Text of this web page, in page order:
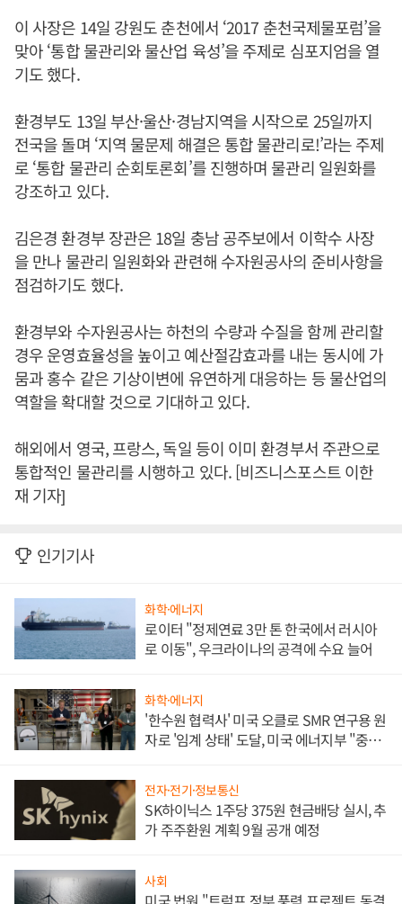
이 사장은 14일 강원도 춘천에서 ‘2017 춘천국제물포럼’을
맞아 ‘통합 물관리와 물산업 육성’을 주제로 심포지엄을 열
기도 했다.
환경부도 13일 부산·울산·경남지역을 시작으로 25일까지
전국을 돌며 ‘지역 물문제 해결은 통합 물관리로!’라는 주제
로 ‘통합 물관리 순회토론회’를 진행하며 물관리 일원화를
강조하고 있다.
김은경 환경부 장관은 18일 충남 공주보에서 이학수 사장
을 만나 물관리 일원화와 관련해 수자원공사의 준비사항을
점검하기도 했다.
환경부와 수자원공사는 하천의 수량과 수질을 함께 관리할
경우 운영효율성을 높이고 예산절감효과를 내는 동시에 가
뭄과 홍수 같은 기상이변에 유연하게 대응하는 등 물산업의
역할을 확대할 것으로 기대하고 있다.
해외에서 영국, 프랑스, 독일 등이 이미 환경부서 주관으로
통합적인 물관리를 시행하고 있다. [비즈니스포스트 이한
재 기자]
인기기사
화학·에너지
로이터 "정제연료 3만 톤 한국에서 러시아
로 이동", 우크라이나의 공격에 수요 늘어
화학·에너지
'한수원 협력사' 미국 오클로 SMR 연구용 원
자로 '임계 상태' 도달, 미국 에너지부 "중요
전자·전기·정보통신
SK하이닉스 1주당 375원 현금배당 실시, 추
가 주주환원 계획 9월 공개 예정
사회